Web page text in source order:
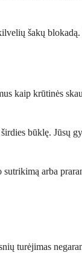
šakų
kaip krūtinės
būklę.
arba
turėjimas